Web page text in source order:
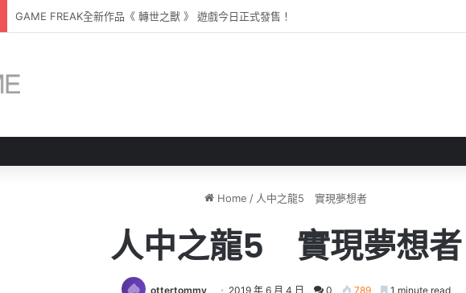
《 凱旋仙子 》試玩版推出 以女子騎術學校作主題
Home / 人中之龍5 實現夢想者
人中之龍5 實現夢想者
ottertommy 2019 年 6 月 4 日 0 789 1 minute read